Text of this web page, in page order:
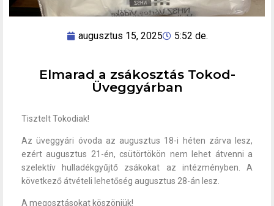
augusztus 15, 2025 5:52 de.
Elmarad a zsákosztás Tokod-
Üveggyárban
Tisztelt Tokodiak!
Az üveggyári óvoda az augusztus 18-i héten zárva lesz,
ezért augusztus 21-én, csütörtökön nem lehet átvenni a
szelektív hulladékgyűjtő zsákokat az intézményben. A
következő átvételi lehetőség augusztus 28-án lesz.
A megosztásokat köszönjük!